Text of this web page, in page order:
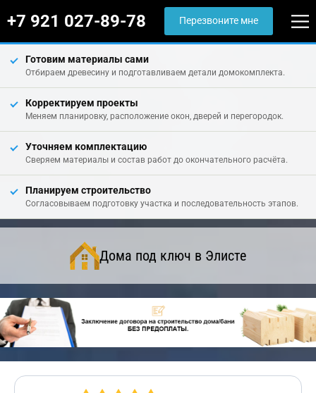
+7 921 027-89-78 Перезвоните мне
Готовим материалы сами
Отбираем древесину и подготавливаем детали домокомплекта.
Корректируем проекты
Меняем планировку, расположение окон, дверей и перегородок.
Уточняем комплектацию
Сверяем материалы и состав работ до окончательного расчёта.
Планируем строительство
Согласовываем подготовку участка и последовательность этапов.
Дома под ключ в Элисте